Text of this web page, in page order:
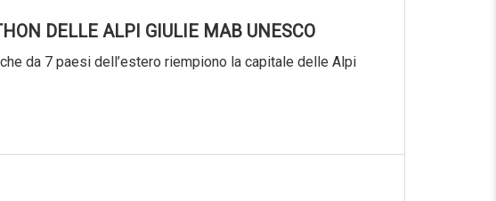
DELLE ALPI GIULIE MAB UNESCO
da 7 paesi dell’estero riempiono la capitale delle Alpi